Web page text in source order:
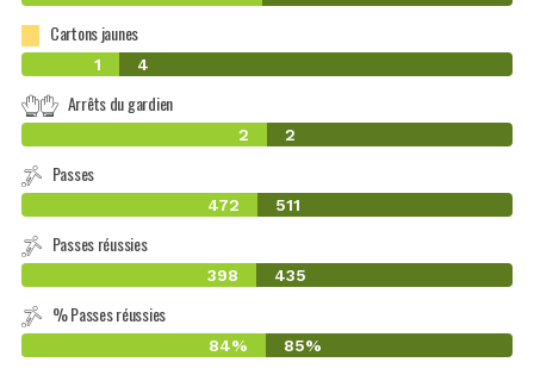
Cartons jaunes
1 4
Arrêts du gardien
2 2
Passes
472 511
Passes réussies
398 435
% Passes réussies
84% 85%